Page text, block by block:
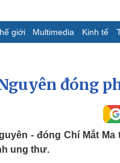
giới Multimedia Kinh tế
báo thời tiết
đảo
sự - Quốc phòng
đóng
- đóng Chí Mắt
ung thư.